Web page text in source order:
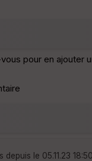
pour en ajouter
le 05.11.23